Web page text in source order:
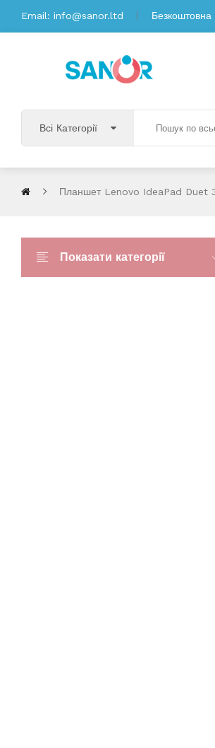
Email: info@sanor.ltd Безкоштовна
Всі Категорії
Планшет Lenovo IdeaPad Duet
Показати категорії